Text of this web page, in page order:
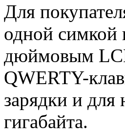
Для
одной симкой
дюймовым
QWERTY-
зарядки и
гигабайта.